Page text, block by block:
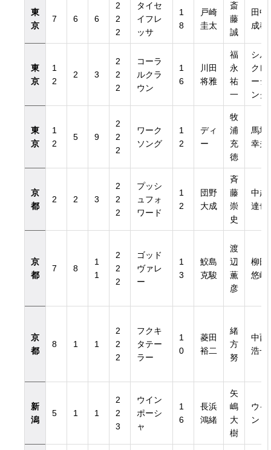
東
京
7 6 6
2
2
2
タイセ
イフレ
ッサ
1
8
戸崎
圭太
斎
藤
誠
田中
成奉
東
京
1
2
2 3
2
2
2
コーラ
ルクラ
ウン
1
6
川田
将雅
福
永
祐
一
シル
クレ
ーシ
ング
東
京
1
2
5 9
2
2
2
ワーク
ソング
1
2
ディ
ー
牧
浦
充
徳
馬場
幸夫
京
都
2 2 3
2
2
2
プッシ
ュフォ
ワード
1
2
団野
大成
斉
藤
崇
史
中越
達也
京
都
7 8
1
1
2
2
2
ゴッド
ヴァレ
ー
1
3
鮫島
克駿
渡
辺
薫
彦
柳田
悠岐
京
都
8 1 1
2
2
2
フクキ
タテー
ラー
1
0
菱田
裕二
緒
方
努
中西
浩一
新
潟
5 1 1
2
2
3
ウイン
ポーシ
ャ
1
6
長浜
鴻緒
矢
嶋
大
樹
ウイ
ン